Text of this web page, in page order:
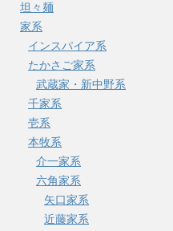
坦々麺
家系
インスパイア系
たかさご家系
武蔵家・新中野系
千家系
壱系
本牧系
介一家系
六角家系
矢口家系
近藤家系